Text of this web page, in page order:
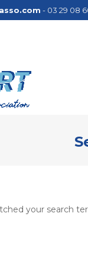
- 03 29 08
your search